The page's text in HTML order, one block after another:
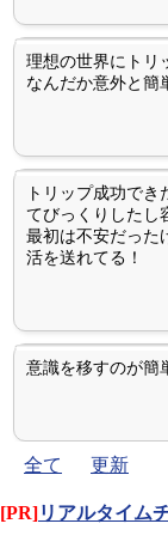
理想の世界にトリ
なんだか意外と簡
トリップ成功でき
てびっくりしたし
最初は不安だった
活を送れてる！
意識を移すのが簡
全て 更新
[PR]リアルタイム